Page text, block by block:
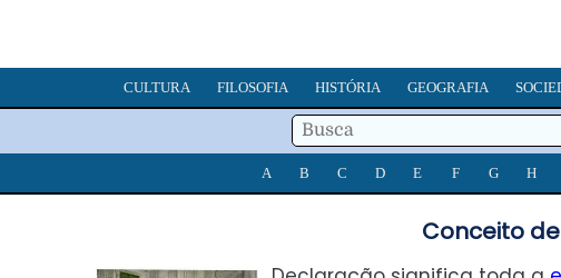
CULTURA FILOSOFIA HISTÓRIA GEOGRAFIA
A B C D E F G H
Conceito